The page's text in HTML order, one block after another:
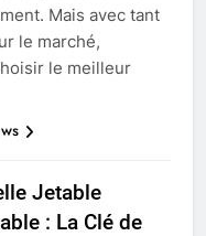
Mais avec tant
le marché,
le meilleur
Jetable
: La Clé de